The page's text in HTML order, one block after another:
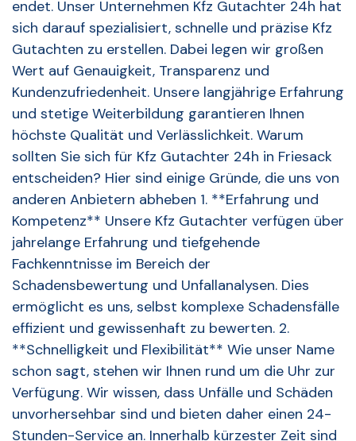
endet. Unser Unternehmen Kfz Gutachter 24h hat
sich darauf spezialisiert, schnelle und präzise Kfz
Gutachten zu erstellen. Dabei legen wir großen
Wert auf Genauigkeit, Transparenz und
Kundenzufriedenheit. Unsere langjährige Erfahrung
und stetige Weiterbildung garantieren Ihnen
höchste Qualität und Verlässlichkeit. Warum
sollten Sie sich für Kfz Gutachter 24h in Friesack
entscheiden? Hier sind einige Gründe, die uns von
anderen Anbietern abheben 1. **Erfahrung und
Kompetenz** Unsere Kfz Gutachter verfügen über
jahrelange Erfahrung und tiefgehende
Fachkenntnisse im Bereich der
Schadensbewertung und Unfallanalysen. Dies
ermöglicht es uns, selbst komplexe Schadensfälle
effizient und gewissenhaft zu bewerten. 2.
**Schnelligkeit und Flexibilität** Wie unser Name
schon sagt, stehen wir Ihnen rund um die Uhr zur
Verfügung. Wir wissen, dass Unfälle und Schäden
unvorhersehbar sind und bieten daher einen 24-
Stunden-Service an. Innerhalb kürzester Zeit sind